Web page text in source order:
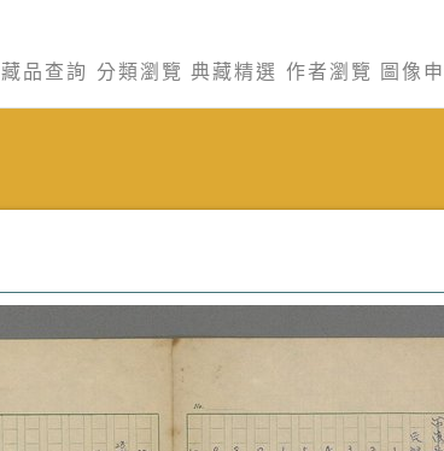
藏品查詢 分類瀏覽 典藏精選 作者瀏覽 圖像